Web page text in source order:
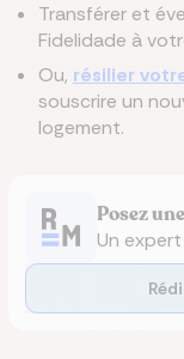
Transférer et
Fidelidade à
Ou, résilier
souscrire un
logement.
Posez
Un